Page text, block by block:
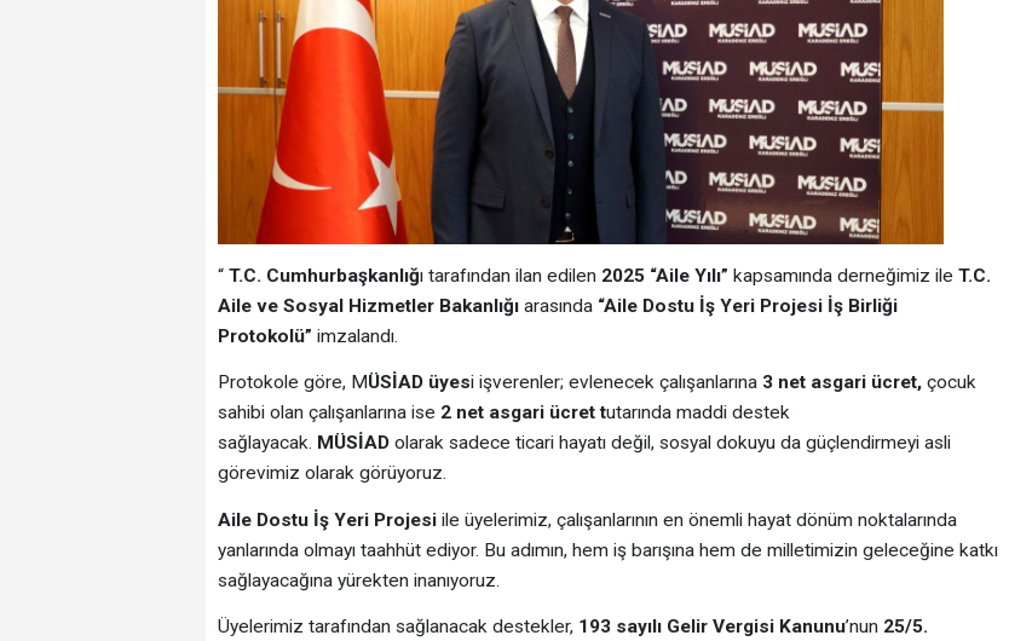
“ T.C. Cumhurbaşkanlığı tarafından ilan edilen 2025 “Aile Yılı” kapsamında derneğimiz ile T.C.
Aile ve Sosyal Hizmetler Bakanlığıarasında “Aile Dostu İş Yeri Projesi İş Birliği
Protokolü” imzalandı.
Protokole göre, MÜSİAD üyesi işverenler; evlenecek çalışanlarına3 net asgari ücret,çocuk
sahibi olan çalışanlarına ise 2 net asgari ücret tutarında maddi destek
sağlayacak. MÜSİADolarak sadece ticari hayatı değil, sosyal dokuyu da güçlendirmeyi asli
görevimiz olarak görüyoruz.
Aile Dostu İş Yeri Projesiile üyelerimiz, çalışanlarının en önemli hayat dönüm noktalarında
yanlarında olmayı taahhüt ediyor. Bu adımın, hem iş barışına hem de milletimizin geleceğine katkı
sağlayacağına yürekten inanıyoruz.
Üyelerimiz tarafından sağlanacak destekler, 193 sayılı Gelir Vergisi Kanunu’nun 25/5.